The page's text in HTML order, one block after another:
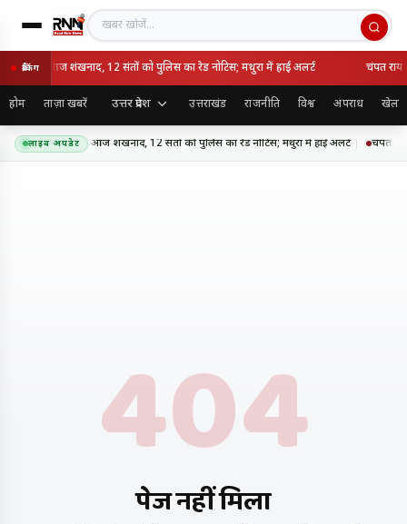
खबर खोजें
ब्रेकिंगका आज शंखनाद, 12 संतों को पुलिस का रेड नोटिस; मथुरा में हाई अलर्ट चंपत राय
होम ताज़ा खबरें उत्तर प्रदेश उत्तराखंड राजनीति विश्व अपराध खेल
लाइव अपडेट
कारसेवा का आज शंखनाद, 12 संतों को पुलिस का रेड नोटिस; मथुरा में हाई अलर्ट चंपत
404
पेज नहीं मिला